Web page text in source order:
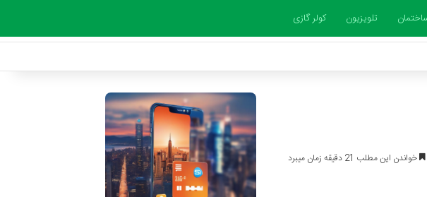
تلویزیون کولر گازی
خواندن این مطلب 21 دقیقه زمان میبرد